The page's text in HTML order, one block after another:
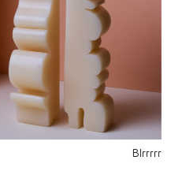
Blrrrrr